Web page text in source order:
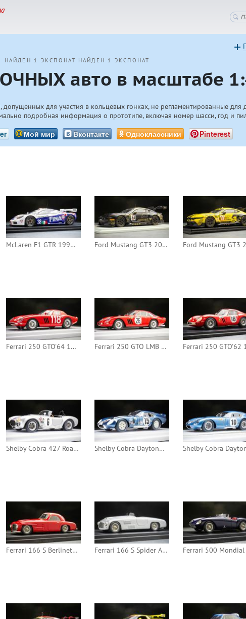
НАЙДЕН 1 ЭКСПОНАТ НАЙДЕН 1 ЭКСПОНАТ
авто в масштабе
для участия в кольцевых гонках, не регламентированные для
подробная информация о прототипе, включая номер шасси, год и
Мой мир Вконтакте Одноклассники Pinterest
McLaren F1 GTR 1996 24h Le Mans #38 (Spark) Ford Mustang GT3 2024 24h Spa #64 (Spark)
Ferrari 250 GTO'64 1965 Targa Florio #118 (Tecnomodel) Ferrari 250 GTO LMB 1963 24h Le Mans #26 (Tecnomodel)
Shelby Cobra 427 Roadster 1966 12h Sebring #6 (TSM) Shelby Cobra Daytona Coupe 1965 12h Sebring #15 (TSM)
Ferrari 166 S Berlinetta Allemano 1948 (Looksmart) Ferrari 166 S Spider Allemano 1948 (Looksmart)